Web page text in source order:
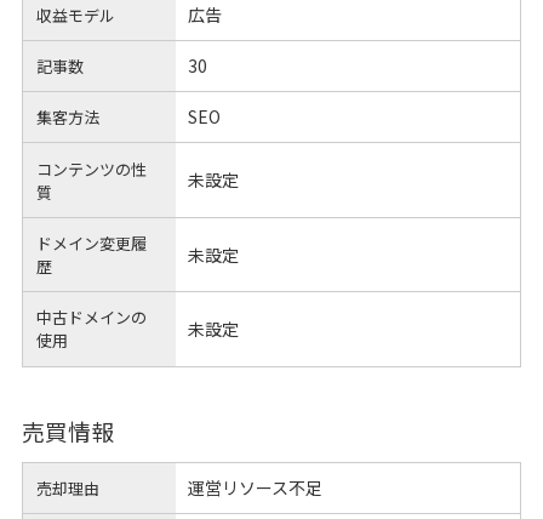
収益モデル 広告
記事数 30
集客方法 SEO
コンテンツの性
質
未設定
ドメイン変更履
歴
未設定
中古ドメインの
使用
未設定
売買情報
売却理由 運営リソース不足